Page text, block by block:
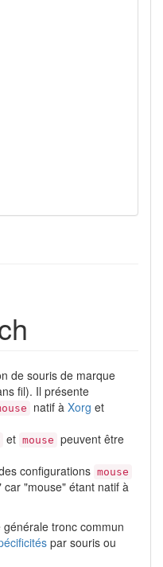
de souris de marque
fil). Il présente
natif à Xorg et
et mouse peuvent être
configurations mouse
"mouse" étant natif à
tronc commun
par souris ou